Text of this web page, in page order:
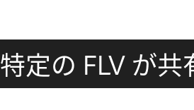
特定の FLV が